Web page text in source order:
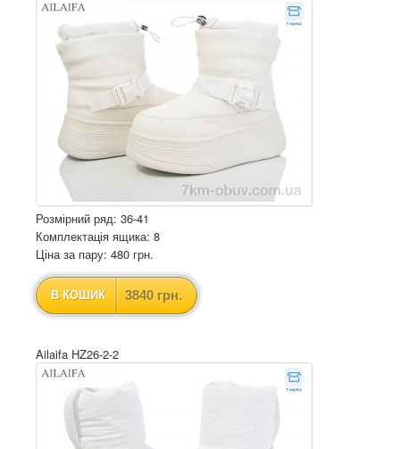
Розмірний ряд: 36-41
Комплектація ящика: 8
Ціна за пару: 480 грн.
В КОШИК 3840 грн.
Ailaifa HZ26-2-2